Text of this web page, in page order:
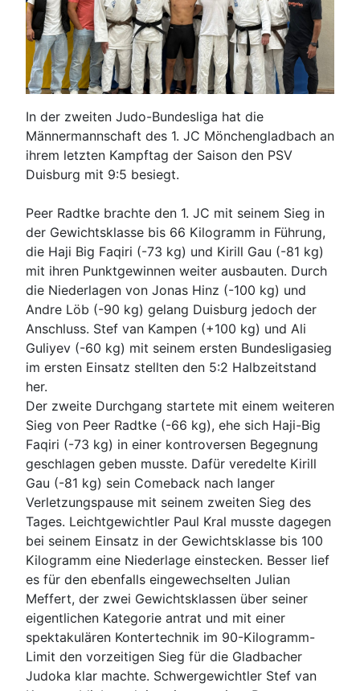
In der zweiten Judo-Bundesliga hat die
Männermannschaft des 1. JC Mönchengladbach an
ihrem letzten Kampftag der Saison den PSV
Duisburg mit 9:5 besiegt.
Peer Radtke brachte den 1. JC mit seinem Sieg in
der Gewichtsklasse bis 66 Kilogramm in Führung,
die Haji Big Faqiri (-73 kg) und Kirill Gau (-81 kg)
mit ihren Punktgewinnen weiter ausbauten. Durch
die Niederlagen von Jonas Hinz (-100 kg) und
Andre Löb (-90 kg) gelang Duisburg jedoch der
Anschluss. Stef van Kampen (+100 kg) und Ali
Guliyev (-60 kg) mit seinem ersten Bundesligasieg
im ersten Einsatz stellten den 5:2 Halbzeitstand
her.
Der zweite Durchgang startete mit einem weiteren
Sieg von Peer Radtke (-66 kg), ehe sich Haji-Big
Faqiri (-73 kg) in einer kontroversen Begegnung
geschlagen geben musste. Dafür veredelte Kirill
Gau (-81 kg) sein Comeback nach langer
Verletzungspause mit seinem zweiten Sieg des
Tages. Leichtgewichtler Paul Kral musste dagegen
bei seinem Einsatz in der Gewichtsklasse bis 100
Kilogramm eine Niederlage einstecken. Besser lief
es für den ebenfalls eingewechselten Julian
Meffert, der zwei Gewichtsklassen über seiner
eigentlichen Kategorie antrat und mit einer
spektakulären Kontertechnik im 90-Kilogramm-
Limit den vorzeitigen Sieg für die Gladbacher
Judoka klar machte. Schwergewichtler Stef van